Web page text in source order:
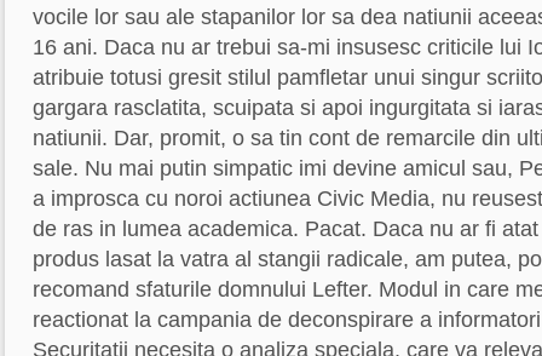
vocile lor sau ale stapanilor lor sa dea natiunii
16 ani. Daca nu ar trebui sa-mi insusesc criticile lui
atribuie totusi gresit stilul pamfletar unui singur
gargara rasclatita, scuipata si apoi ingurgitata si
natiunii. Dar, promit, o sa tin cont de remarcile din
sale. Nu mai putin simpatic imi devine amicul sau,
a improsca cu noroi actiunea Civic Media, nu
de ras in lumea academica. Pacat. Daca nu ar fi
produs lasat la vatra al stangii radicale, am putea,
recomand sfaturile domnului Lefter. Modul in care
reactionat la campania de deconspirare a
Securitatii necesita o analiza speciala, care va